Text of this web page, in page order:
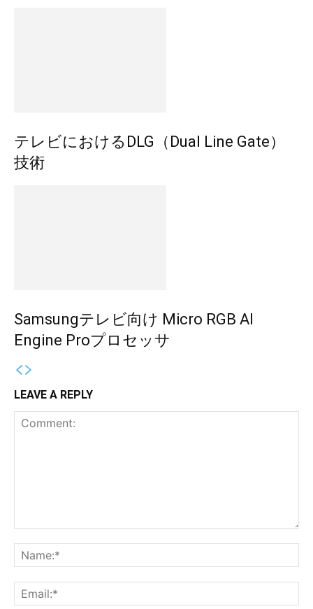
テレビにおけるDLG（Dual Line Gate）
技術
Samsungテレビ向け Micro RGB AI
Engine Proプロセッサ
LEAVE A REPLY